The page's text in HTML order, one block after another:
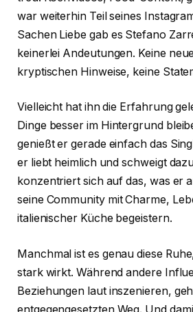
war weiterhin Teil seines
Sachen Liebe gab es Stefano
keinerlei Andeutungen. Keine
kryptischen Hinweise, keine
Vielleicht hat ihn die Erfahrung
Dinge besser im Hintergrund
genießt er gerade einfach das
er liebt heimlich und schweigt
konzentriert sich auf das, was er
seine Community mit Charme,
italienischer Küche begeistern.
Manchmal ist es genau diese
stark wirkt. Während andere
Beziehungen laut inszenieren,